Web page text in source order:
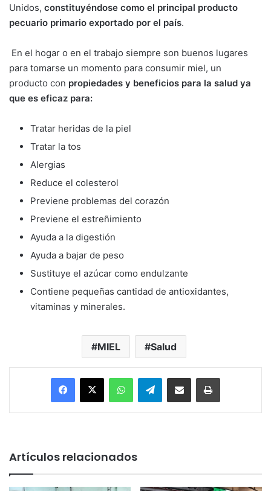
Unidos, constituyéndose como el principal producto
pecuario primario exportado por el país.
En el hogar o en el trabajo siempre son buenos lugares
para tomarse un momento para consumir miel, un
producto con propiedades y beneficios para la salud ya
que es eficaz para:
Tratar heridas de la piel
Tratar la tos
Alergias
Reduce el colesterol
Previene problemas del corazón
Previene el estreñimiento
Ayuda a la digestión
Ayuda a bajar de peso
Sustituye el azúcar como endulzante
Contiene pequeñas cantidad de antioxidantes,
vitaminas y minerales.
MIEL Salud
Facebook
X WhatsAppTelegramEnviar vía email Imprimir
Artículos relacionados